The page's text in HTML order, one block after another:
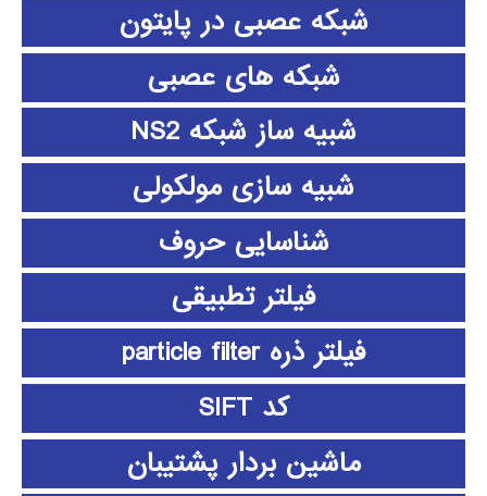
شبکه عصبی در پایتون
شبکه های عصبی
شبیه ساز شبکه NS2
شبیه سازی مولکولی
شناسایی حروف
فیلتر تطبیقی
فیلتر ذره particle filter
کد SIFT
ماشین بردار پشتیبان